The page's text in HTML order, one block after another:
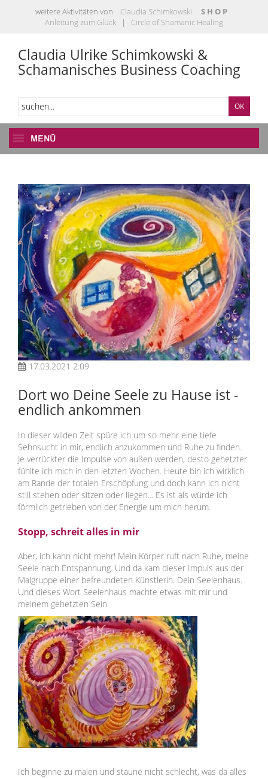
weitere Aktivitäten von Claudia Schimkowski
S H O P
Anleitung zum Glück | Circle of Shamanic Healing
Claudia Ulrike Schimkowski &
Schamanisches Business Coaching
17.03.2021 2:09
Dort wo Deine Seele zu Hause ist -
endlich ankommen
In dieser wilden Zeit spüre ich um so mehr eine tiefe
Sehnsucht in mir, endlich anzukommen und Ruhe zu finden.
Je verrückter die Impulse von außen werden, desto gehetzter
fühlte ich mich in den letzten Wochen. Heute bin ich wirklich
am Rande der totalen Erschöpfung und doch kann ich nicht
still stehen oder sitzen oder liegen... Es ist als würde ich
förmlich getrieben von der Energie um mich herum.
Stopp, schreit alles in mir
Aber, ich kann nicht mehr! Mein Körper ruft nach Ruhe, meine
Seele nach Entspannung. Und da kam dieser Impuls aus der
Malgruppe einer befreundeten Künstlerin. Dein Seelenhaus.
Und dieses Wort Seelenhaus machte etwas mit mir und
meinem gehetzten Sein.
Ich beginne zu malen und staune nicht schlecht, was da alles